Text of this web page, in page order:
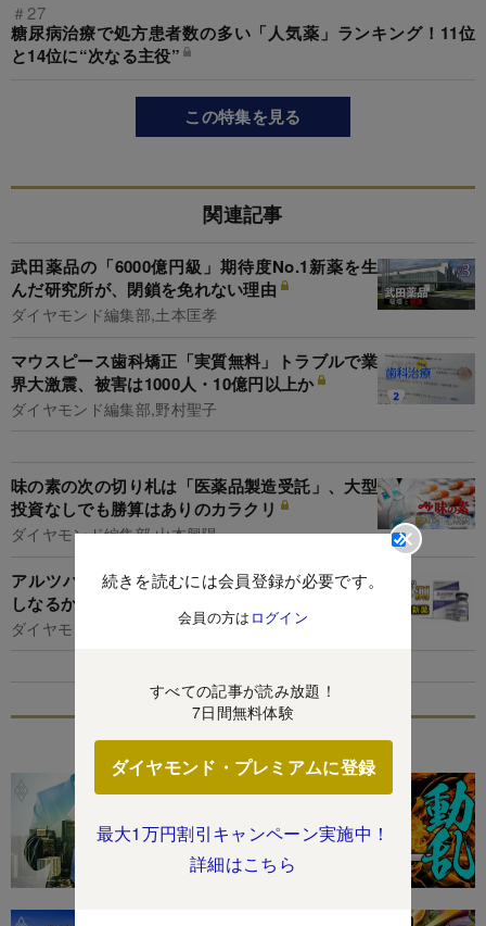
続きを読むには会員登録が必要です。
会員の方は ログイン
すべての記事が読み放題！
7日間無料体験
ダイヤモンド・プレミアムに登録
最大1万円割引キャンペーン実施中！
詳細はこちら
＃27
糖尿病治療で処方患者数の多い「人気薬」ランキング！11位
と14位に“次なる主役”
この特集を見る
関連記事
武田薬品の「6000億円級」期待度No.1新薬を生
んだ研究所が、閉鎖を免れない理由
ダイヤモンド編集部,土本匡孝
マウスピース歯科矯正「実質無料」トラブルで業
界大激震、被害は1000人・10億円以上か
ダイヤモンド編集部,野村聖子
味の素の次の切り札は「医薬品製造受託」、大型
投資なしでも勝算はありのカラクリ
ダイヤモンド編集部,山本興陽
アルツハイマー“夢の新薬”でエーザイの巻き返
しなるか、米で迅速承認「レカネマブ」の実力
ダイヤモンド編集部,野村聖子
特集